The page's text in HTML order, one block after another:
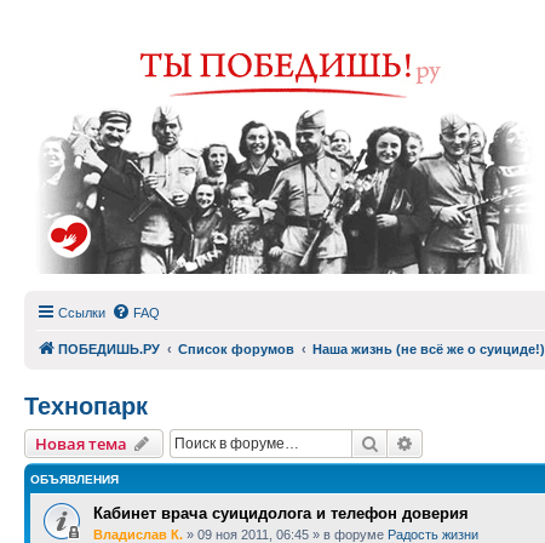
Ссылки FAQ
ПОБЕДИШЬ.РУ Список форумов Наша жизнь (не всё же о суициде!)
Технопарк
Новая тема Поиск
ОБЪЯВЛЕНИЯ
Кабинет врача суицидолога и телефон доверия
Владислав К. » 09 ноя 2011, 06:45 » в форуме Радость жизни